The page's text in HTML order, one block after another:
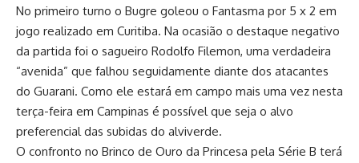
No primeiro turno o Bugre goleou o Fantasma por 5 x 2 em
jogo realizado em Curitiba. Na ocasião o destaque negativo
da partida foi o sagueiro Rodolfo Filemon, uma verdadeira
“avenida” que falhou seguidamente diante dos atacantes
do Guarani. Como ele estará em campo mais uma vez nesta
terça-feira em Campinas é possível que seja o alvo
preferencial das subidas do alviverde.
O confronto no Brinco de Ouro da Princesa pela Série B terá